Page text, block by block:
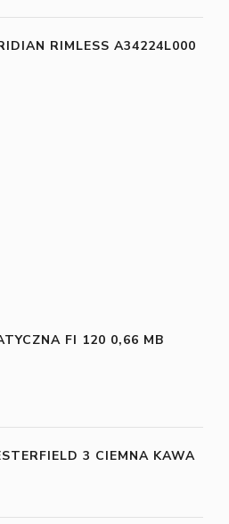
RIMLESS A34224L000
FI 120 0,66 MB
3 CIEMNA KAWA